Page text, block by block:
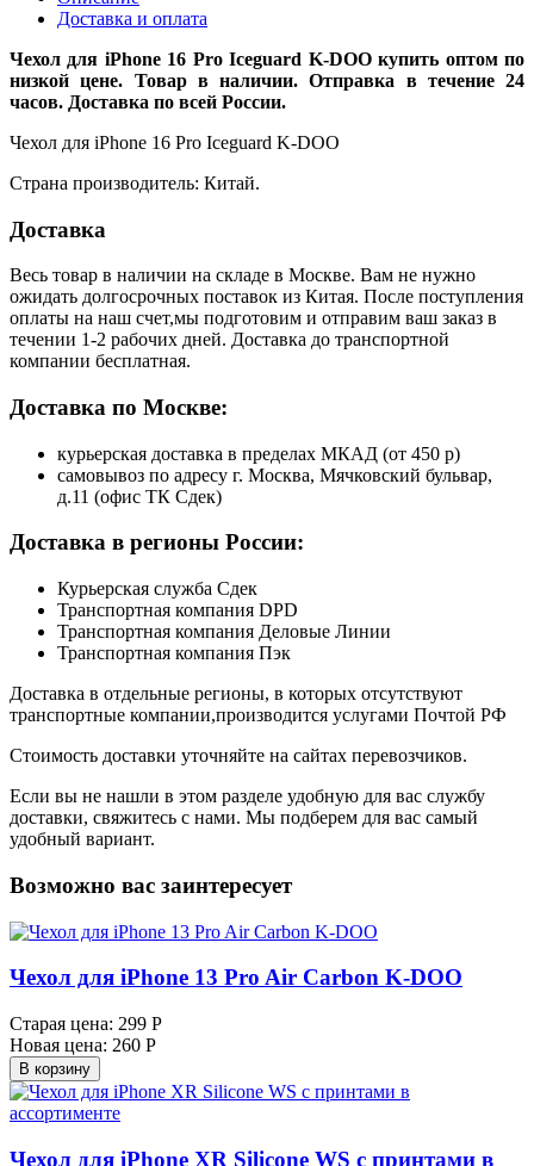
Доставка и оплата
Чехол для iPhone 16 Pro Iceguard K-DOO купить оптом по
низкой цене. Товар в наличии. Отправка в течение 24
часов. Доставка по всей России.
Чехол для iPhone 16 Pro Iceguard K-DOO
Страна производитель: Китай.
Доставка
Весь товар в наличии на складе в Москве. Вам не нужно
ожидать долгосрочных поставок из Китая. После поступления
оплаты на наш счет,мы подготовим и отправим ваш заказ в
течении 1-2 рабочих дней. Доставка до транспортной
компании бесплатная.
Доставка по Москве:
курьерская доставка в пределах МКАД (от 450 р)
самовывоз по адресу г. Москва, Мячковский бульвар,
д.11 (офис ТК Сдек)
Доставка в регионы России:
Курьерская служба Сдек
Транспортная компания DPD
Транспортная компания Деловые Линии
Транспортная компания Пэк
Доставка в отдельные регионы, в которых отсутствуют
транспортные компании,производится услугами Почтой РФ
Стоимость доставки уточняйте на сайтах перевозчиков.
Если вы не нашли в этом разделе удобную для вас службу
доставки, свяжитесь с нами. Мы подберем для вас самый
удобный вариант.
Возможно вас заинтересует
Чехол для iPhone 13 Pro Air Carbon K-DOO
Старая цена: 299 Р
Новая цена: 260 Р
В корзину
Чехол для iPhone XR Silicone WS с принтами в